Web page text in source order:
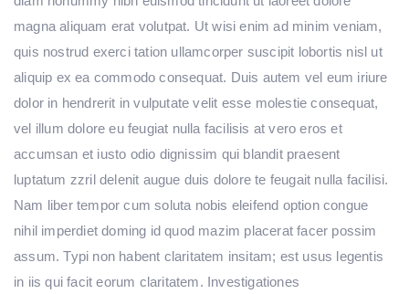
magna aliquam erat volutpat. Ut wisi enim ad minim veniam,
quis nostrud exerci tation ullamcorper suscipit lobortis nisl ut
aliquip ex ea commodo consequat. Duis autem vel eum iriure
dolor in hendrerit in vulputate velit esse molestie consequat,
vel illum dolore eu feugiat nulla facilisis at vero eros et
accumsan et iusto odio dignissim qui blandit praesent
luptatum zzril delenit augue duis dolore te feugait nulla facilisi.
Nam liber tempor cum soluta nobis eleifend option congue
nihil imperdiet doming id quod mazim placerat facer possim
assum. Typi non habent claritatem insitam; est usus legentis
in iis qui facit eorum claritatem. Investigationes